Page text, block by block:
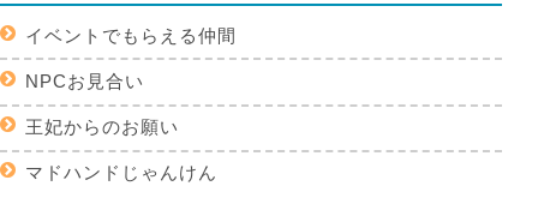
イベントでもらえる仲間
NPCお見合い
王妃からのお願い
マドハンドじゃんけん